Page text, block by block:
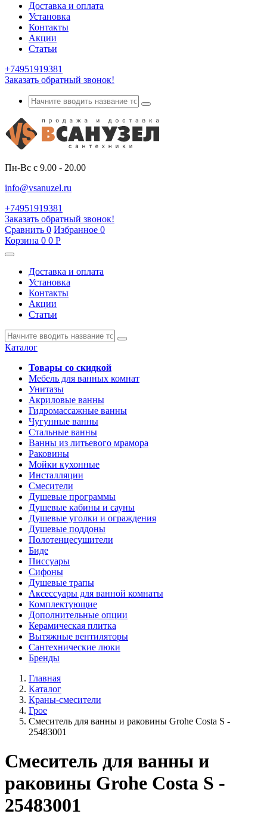
Доставка и оплата
Установка
Контакты
Акции
Статьи
+74951919381
Заказать обратный звонок!
Пн-Вс с 9.00 - 20.00
info@vsanuzel.ru
+74951919381
Заказать обратный звонок!
Сравнить 0 Избранное 0
Корзина 0 0 Р
Доставка и оплата
Установка
Контакты
Акции
Статьи
Каталог
Товары со скидкой
Мебель для ванных комнат
Унитазы
Акриловые ванны
Гидромассажные ванны
Чугунные ванны
Стальные ванны
Ванны из литьевого мрамора
Раковины
Мойки кухонные
Инсталляции
Смесители
Душевые программы
Душевые кабины и сауны
Душевые уголки и ограждения
Душевые поддоны
Полотенцесушители
Биде
Писсуары
Сифоны
Душевые трапы
Аксессуары для ванной комнаты
Комплектующие
Дополнительные опции
Керамическая плитка
Вытяжные вентиляторы
Сантехнические люки
Бренды
Главная
Каталог
Краны-смесители
Грое
Смеситель для ванны и раковины Grohe Costa S -
25483001
Смеситель для ванны и
раковины Grohe Costa S -
25483001